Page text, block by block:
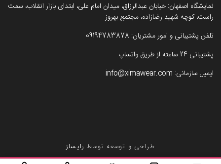
نمایشگاه اصفهان: خیابان عبدالرزاق، میدان امام علی، ابتدای بازار انقلاب، سمت
راست، کوچه شهید رضازاده، مجتمع بهروز
تلفن پشتیبانی و امور مشتریان: 09194783878
پشتیبانی 24 ساعته از طریق واتساپ
ایمیل سازمانی: info@ximawear.com
طراحی و توسعه توسط رایساز